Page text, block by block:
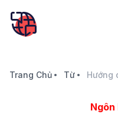
Trang Chủ Từ Hướng
Ngôn